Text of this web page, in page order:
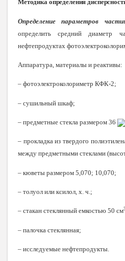
Методика определения
Определение параметров
определить средний диаметр
нефтепродуктах
Аппаратура, материалы и реактивы:
– фотоэлектроколориметр КФК-2;
– сушильный шкаф;
– предметные стекла размером 36
– прокладка из твердого
между предметными стеклами
– кюветы размером 5,070; 10,070;
– толуол или ксилол, х. ч.;
– стакан стеклянный емкостью 50 см
– палочка стеклянная;
– исследуемые нефтепродукты.